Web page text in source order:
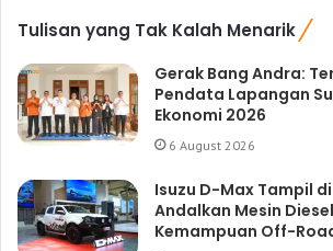
Tulisan yang Tak Kalah Menarik
Gerak Bang Andra:
Pendata Lapangan
Ekonomi 2026
6 August 2026
Isuzu D-Max Tampil di
Andalkan Mesin
Kemampuan Off-